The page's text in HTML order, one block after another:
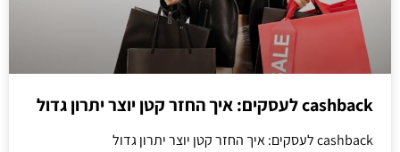
cashback לעסקים: איך החזר קטן יוצר יתרון גדול
cashback לעסקים: איך החזר קטן יוצר יתרון גדול